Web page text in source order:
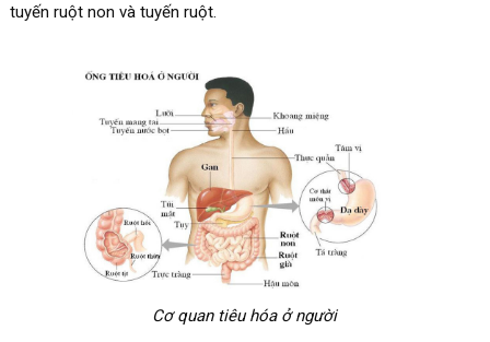
tuyến ruột non và tuyến ruột.
Cơ quan tiêu hóa ở người